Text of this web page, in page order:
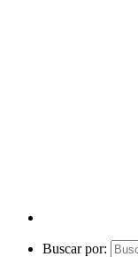
Buscar por: